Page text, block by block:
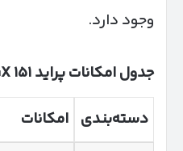
وجود دارد.
جدول امکانات پراید۱۵۱
دسته‌بندی امکانات